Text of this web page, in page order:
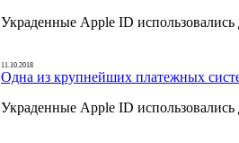
Украденные Apple ID
11.10.2018
Одна из крупнейших платежных
Украденные Apple ID